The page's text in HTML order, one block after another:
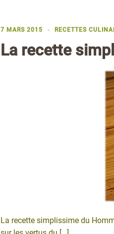
7 MARS 2015 RECETTES
La recette
La recette simplissime du